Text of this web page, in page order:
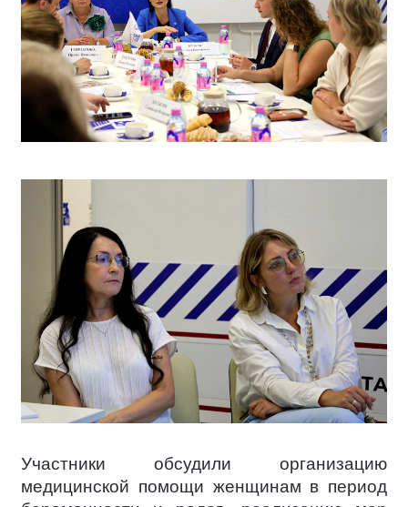
Участники обсудили организацию
медицинской помощи женщинам в период